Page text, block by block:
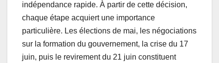
indépendance rapide. À partir de cette décision,
chaque étape acquiert une importance
particulière. Les élections de mai, les négociations
sur la formation du gouvernement, la crise du 17
juin, puis le revirement du 21 juin constituent